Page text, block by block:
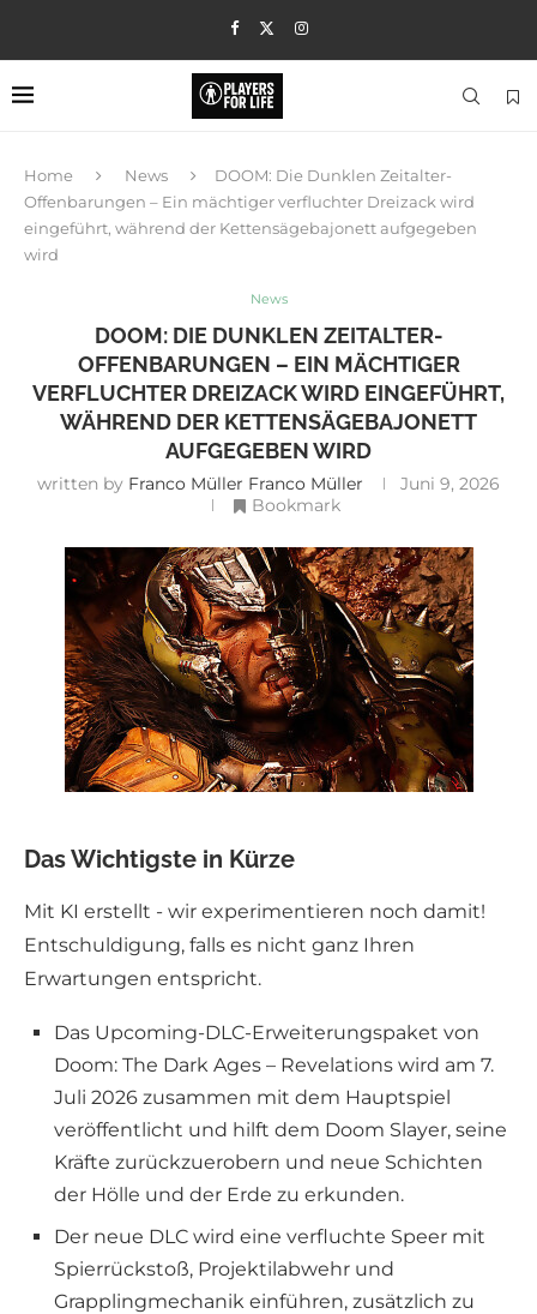
Home News
DOOM: Die Dunklen Zeitalter-
Offenbarungen – Ein mächtiger verfluchter Dreizack wird
eingeführt, während der Kettensägebajonett aufgegeben
wird
News
DOOM: DIE DUNKLEN ZEITALTER-
OFFENBARUNGEN – EIN MÄCHTIGER
VERFLUCHTER DREIZACK WIRD EINGEFÜHRT,
WÄHREND DER KETTENSÄGEBAJONETT
AUFGEGEBEN WIRD
written by Franco Müller Franco Müller
Juni 9, 2026
Bookmark
Das Wichtigste in Kürze
Mit KI erstellt - wir experimentieren noch damit!
Entschuldigung, falls es nicht ganz Ihren
Erwartungen entspricht.
Das Upcoming-DLC-Erweiterungspaket von
Doom: The Dark Ages – Revelations wird am 7.
Juli 2026 zusammen mit dem Hauptspiel
veröffentlicht und hilft dem Doom Slayer, seine
Kräfte zurückzuerobern und neue Schichten
der Hölle und der Erde zu erkunden.
Der neue DLC wird eine verfluchte Speer mit
Spierrückstoß, Projektilabwehr und
Grapplingmechanik einführen, zusätzlich zu